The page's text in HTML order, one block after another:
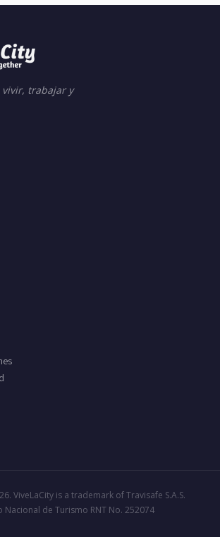
vivir, trabajar y
ViveLaCity is a trademark of Travisafe S.A.S.
Nacional de Turismo RNT No. 252074